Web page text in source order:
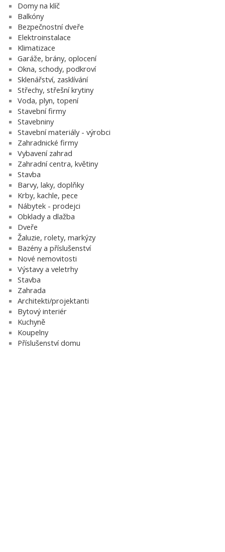
Domy na klíč
Balkóny
Bezpečnostní dveře
Elektroinstalace
Klimatizace
Garáže, brány, oplocení
Okna, schody, podkroví
Sklenářství, zasklívání
Střechy, střešní krytiny
Voda, plyn, topení
Stavební firmy
Stavebniny
Stavební materiály - výrobci
Zahradnické firmy
Vybavení zahrad
Zahradní centra, květiny
Stavba
Barvy, laky, doplňky
Krby, kachle, pece
Nábytek - prodejci
Obklady a dlažba
Dveře
Žaluzie, rolety, markýzy
Bazény a příslušenství
Nové nemovitosti
Výstavy a veletrhy
Stavba
Zahrada
Architekti/projektanti
Bytový interiér
Kuchyně
Koupelny
Příslušenství domu